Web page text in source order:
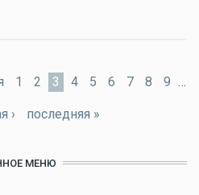
1 2 3 4 5 6 7 8 9 …
› последняя »
МЕНЮ